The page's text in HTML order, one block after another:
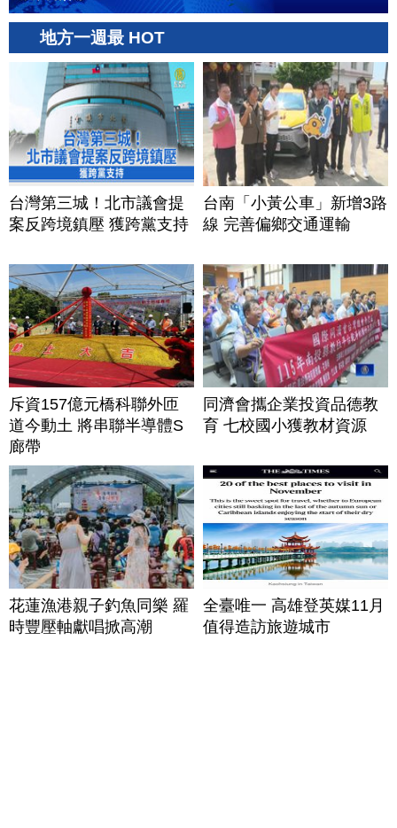
地方一週最 HOT
台灣第三城！北市議會提
案反跨境鎮壓 獲跨黨支持
台南「小黃公車」新增3路
線 完善偏鄉交通運輸
斥資157億元橋科聯外匝
道今動土 將串聯半導體S
廊帶
同濟會攜企業投資品德教
育 七校國小獲教材資源
花蓮漁港親子釣魚同樂 羅
時豐壓軸獻唱掀高潮
全臺唯一 高雄登英媒11月
值得造訪旅遊城市